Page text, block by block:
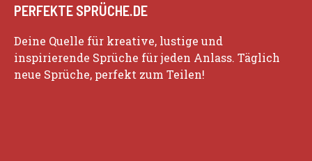
PERFEKTE SPRÜCHE.DE
Deine Quelle für kreative, lustige und
inspirierende Sprüche für jeden Anlass. Täglich
neue Sprüche, perfekt zum Teilen!